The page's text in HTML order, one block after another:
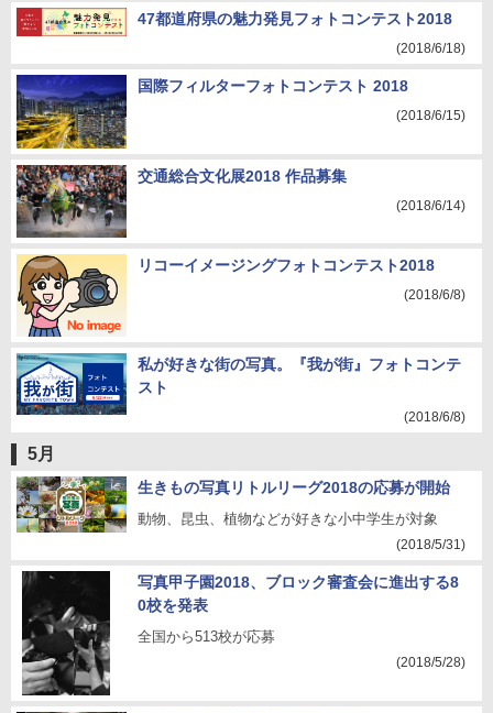
47都道府県の魅力発見フォトコンテスト2018
(2018/6/18)
国際フィルターフォトコンテスト 2018
(2018/6/15)
交通総合文化展2018 作品募集
(2018/6/14)
リコーイメージングフォトコンテスト2018
(2018/6/8)
私が好きな街の写真。『我が街』フォトコンテ
スト
(2018/6/8)
5月
生きもの写真リトルリーグ2018の応募が開始
動物、昆虫、植物などが好きな小中学生が対象
(2018/5/31)
写真甲子園2018、ブロック審査会に進出する8
0校を発表
全国から513校が応募
(2018/5/28)